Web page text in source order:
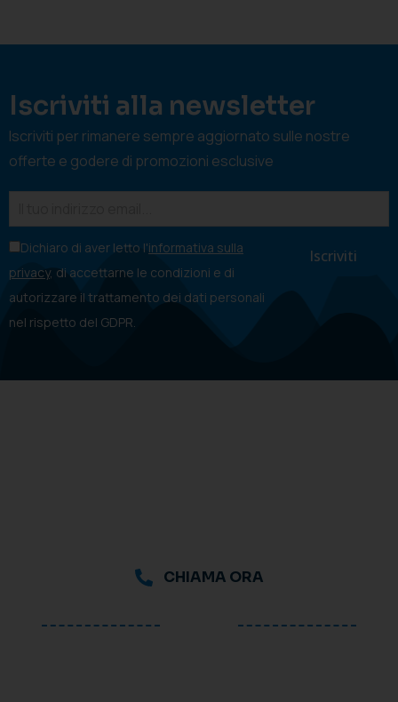
Iscriviti alla newsletter
Iscriviti per rimanere sempre aggiornato sulle nostre
offerte e godere di promozioni esclusive
Dichiaro di aver letto l'informativa sulla
privacy, di accettarne le condizioni e di
autorizzare il trattamento dei dati personali
nel rispetto del GDPR.
CHIAMA ORA